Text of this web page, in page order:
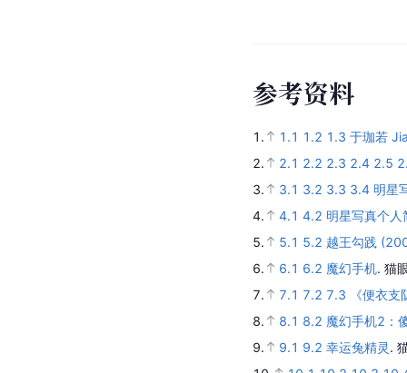
参考资料
1. 1.1 1.2 1.3 于珈若
2.
2.1 2.2 2.3 2.4 2.5
3.
3.1 3.2 3.3 3.4 明星
4.
4.1 4.2 明星写真个人
5.
5.1 5.2 越王勾践
6.
6.1 6.2 魔幻手机. 猫
7.
7.1 7.2 7.3
《便衣
8.
8.1 8.2 魔幻手机2：
9.
9.1 9.2 幸运兔精灵.